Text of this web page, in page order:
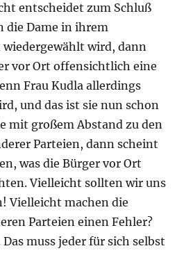
entscheidet zum Schluß
die Dame in ihrem
wird, dann
vor Ort offensichtlich eine
Frau Kudla allerdings
und das ist sie nun schon
mit großem Abstand zu den
Parteien, dann scheint
was die Bürger vor Ort
Vielleicht sollten wir uns
Vielleicht machen die
Parteien einen Fehler?
muss jeder für sich selbst